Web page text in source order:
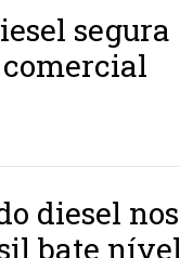
segura
diesel nos
bate nível